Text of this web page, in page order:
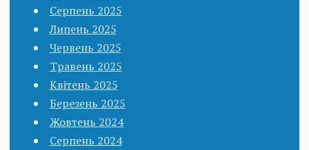
Серпень 2025
Липень 2025
Червень 2025
Травень 2025
Квітень 2025
Березень 2025
Жовтень 2024
Серпень 2024